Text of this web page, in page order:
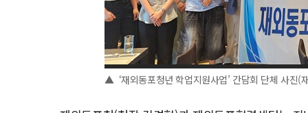
▲ ‘재외동포청년 학업지원사업’ 간담회 단체 사진(